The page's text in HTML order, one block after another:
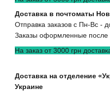
Доставка в почтоматы
Отправка заказов с Пн-Вс -
Заказы оформленные после
На заказ от 3000 грн
Доставка на отделение
Украине